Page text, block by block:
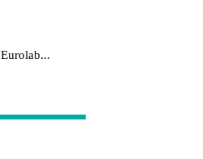
Eurolab...